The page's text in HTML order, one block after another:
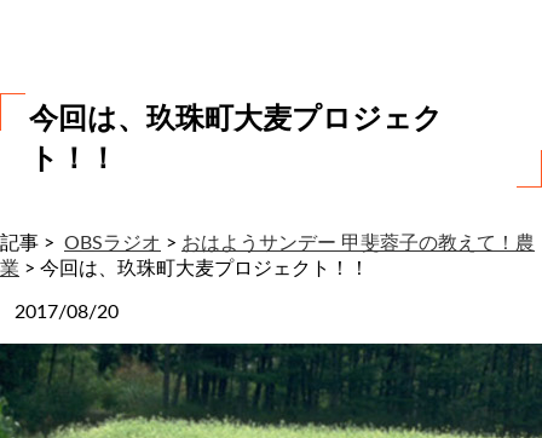
今回は、玖珠町大麦プロジェク
ト！！
記事 > OBSラジオ > おはようサンデー 甲斐蓉子の教えて！農
業 > 今回は、玖珠町大麦プロジェクト！！
2017/08/20